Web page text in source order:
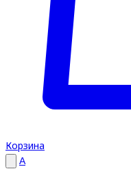
Корзина
A